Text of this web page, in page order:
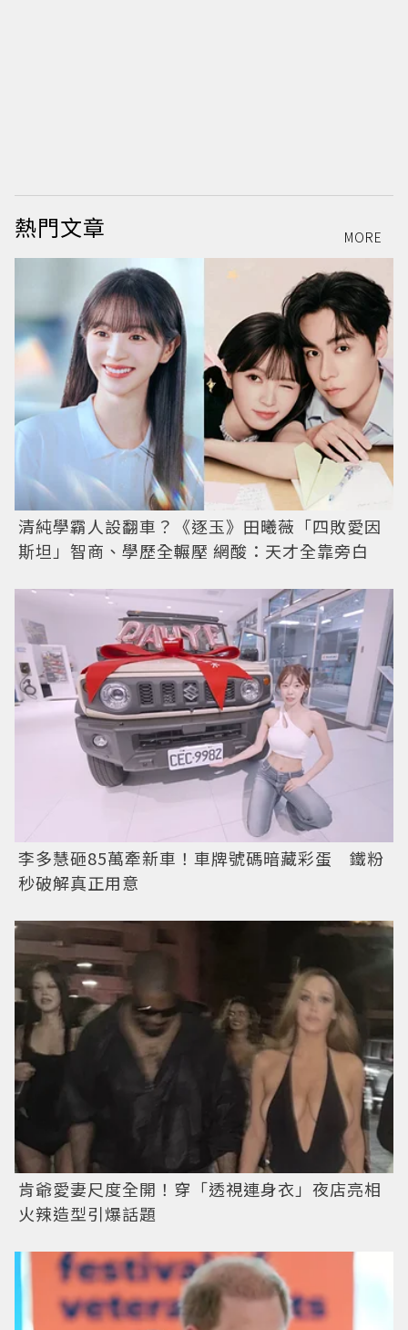
熱門文章 MORE
清純學霸人設翻車？《逐玉》田曦薇「四敗愛因
斯坦」智商、學歷全輾壓 網酸：天才全靠旁白
李多慧砸85萬牽新車！車牌號碼暗藏彩蛋 鐵粉
秒破解真正用意
肯爺愛妻尺度全開！穿「透視連身衣」夜店亮相
火辣造型引爆話題